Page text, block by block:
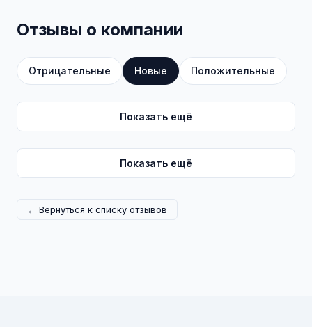
Отзывы о компании
Отрицательные Новые Положительные
Показать ещё
Показать ещё
← Вернуться к списку отзывов